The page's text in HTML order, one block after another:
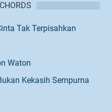
Tak Terpisahkan
Waton
Kekasih Sempurna